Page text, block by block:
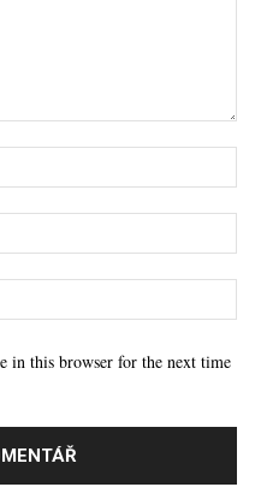
in this browser for the next time